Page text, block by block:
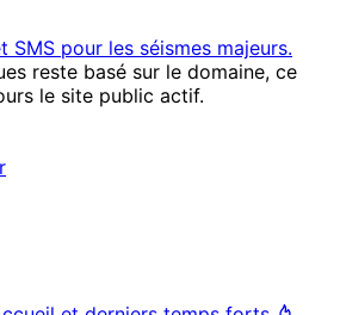
pour les séismes majeurs.
reste basé sur le domaine, ce
le site public actif.